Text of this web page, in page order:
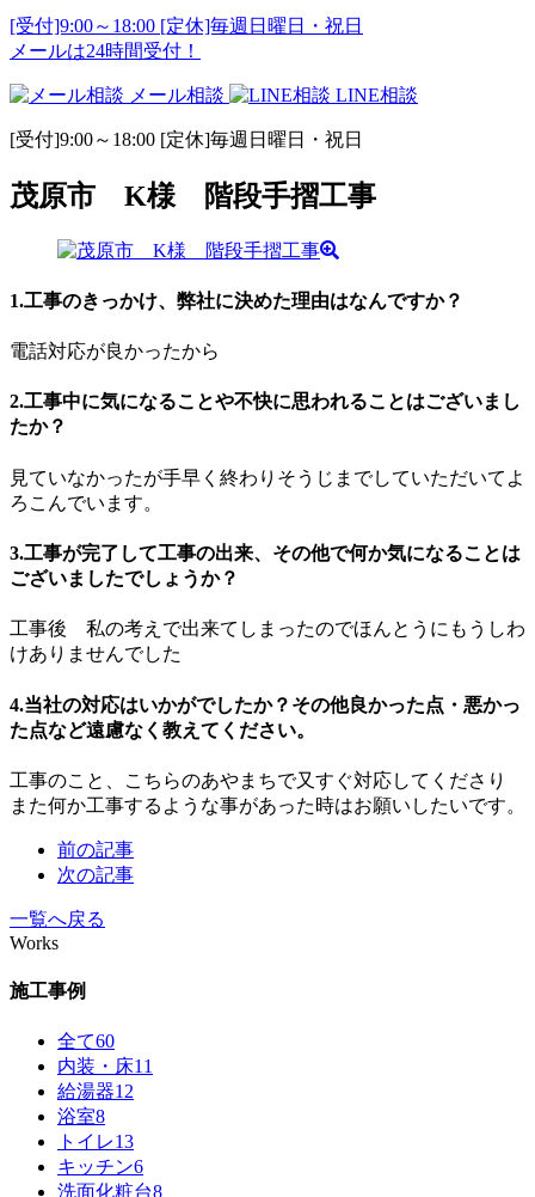
[受付]9:00～18:00 [定休]毎週日曜日・祝日
メールは24時間受付！
メール相談 LINE相談
[受付]9:00～18:00 [定休]毎週日曜日・祝日
茂原市 K様 階段手摺工事
1.工事のきっかけ、弊社に決めた理由はなんですか？
電話対応が良かったから
2.工事中に気になることや不快に思われることはございまし
たか？
見ていなかったが手早く終わりそうじまでしていただいてよ
ろこんでいます。
3.工事が完了して工事の出来、その他で何か気になることは
ございましたでしょうか？
工事後 私の考えで出来てしまったのでほんとうにもうしわ
けありませんでした
4.当社の対応はいかがでしたか？その他良かった点・悪かっ
た点など遠慮なく教えてください。
工事のこと、こちらのあやまちで又すぐ対応してくださり
また何か工事するような事があった時はお願いしたいです。
前の記事
次の記事
一覧へ戻る
Works
施工事例
全て60
内装・床11
給湯器12
浴室8
トイレ13
キッチン6
洗面化粧台8